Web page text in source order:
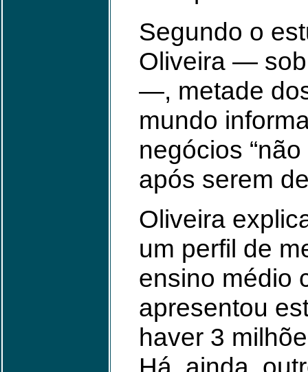
Segundo o
Oliveira —
—, metade
mundo
negócios
após serem
Oliveira
um perfil de
ensino médio
apresentou
haver 3